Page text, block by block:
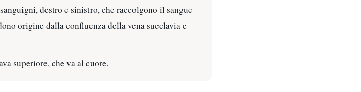
destro e sinistro, che raccolgono il sangue
origine dalla confluenza della vena succlavia e
superiore, che va al cuore.